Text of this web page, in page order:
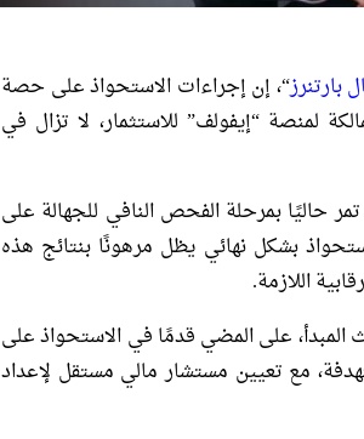
بارتنرز“، إن إجراءات الاستحواذ على حصة
لمنصة “إيفولف” للاستثمار، لا تزال في
حاليًا بمرحلة الفحص النافي للجهالة على
بشكل نهائي يظل مرهونًا بنتائج هذه
اللازمة.
على المضي قدمًا في الاستحواذ على
الشركة المستهدفة، مع تعيين مستشار مالي مستقل لإعداد